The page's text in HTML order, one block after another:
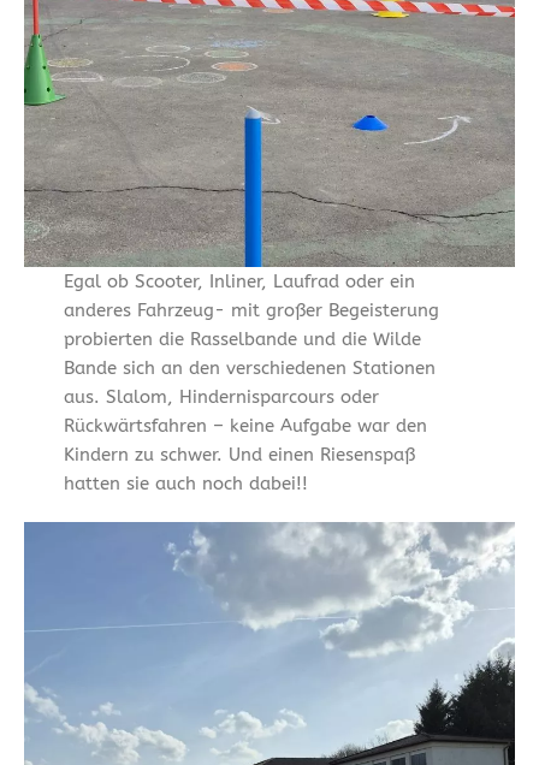
Egal ob Scooter, Inliner, Laufrad oder ein
anderes Fahrzeug- mit großer Begeisterung
probierten die Rasselbande und die Wilde
Bande sich an den verschiedenen Stationen
aus. Slalom, Hindernisparcours oder
Rückwärtsfahren – keine Aufgabe war den
Kindern zu schwer. Und einen Riesenspaß
hatten sie auch noch dabei!!